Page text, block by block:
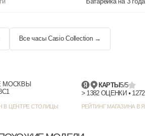
Все часы Casio Collection →
МОСКВЫ
В ЦЕНТРЕ СТОЛИЦЫ
КАРТЫ5/5
РЕЙТИНГ МАГАЗИНА В